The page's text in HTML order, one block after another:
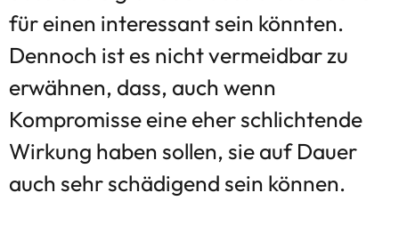
für einen interessant sein könnten.
Dennoch ist es nicht vermeidbar zu
erwähnen, dass, auch wenn
Kompromisse eine eher schlichtende
Wirkung haben sollen, sie auf Dauer
auch sehr schädigend sein können.